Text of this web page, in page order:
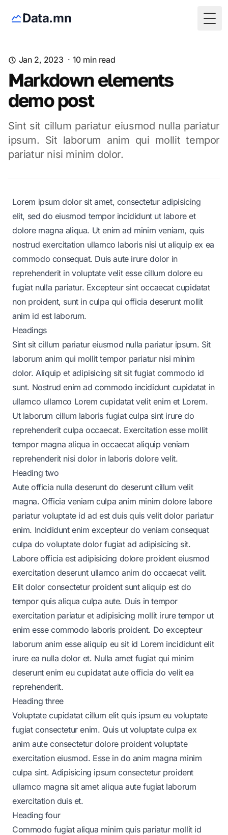
Data.mn
Jan 2, 2023 · 10min read
Markdown elements
demo post
Sint sit cillum pariatur eiusmod nulla pariatur
ipsum. Sit laborum anim qui mollit tempor
pariatur nisi minim dolor.
Lorem ipsum dolor sit amet, consectetur adipisicing
elit, sed do eiusmod tempor incididunt ut labore et
dolore magna aliqua. Ut enim ad minim veniam, quis
nostrud exercitation ullamco laboris nisi ut aliquip ex ea
commodo consequat. Duis aute irure dolor in
reprehenderit in voluptate velit esse cillum dolore eu
fugiat nulla pariatur. Excepteur sint occaecat cupidatat
non proident, sunt in culpa qui officia deserunt mollit
anim id est laborum.
Headings
Sint sit cillum pariatur eiusmod nulla pariatur ipsum. Sit
laborum anim qui mollit tempor pariatur nisi minim
dolor. Aliquip et adipisicing sit sit fugiat commodo id
sunt. Nostrud enim ad commodo incididunt cupidatat in
ullamco ullamco Lorem cupidatat velit enim et Lorem.
Ut laborum cillum laboris fugiat culpa sint irure do
reprehenderit culpa occaecat. Exercitation esse mollit
tempor magna aliqua in occaecat aliquip veniam
reprehenderit nisi dolor in laboris dolore velit.
Heading two
Aute officia nulla deserunt do deserunt cillum velit
magna. Officia veniam culpa anim minim dolore labore
pariatur voluptate id ad est duis quis velit dolor pariatur
enim. Incididunt enim excepteur do veniam consequat
culpa do voluptate dolor fugiat ad adipisicing sit.
Labore officia est adipisicing dolore proident eiusmod
exercitation deserunt ullamco anim do occaecat velit.
Elit dolor consectetur proident sunt aliquip est do
tempor quis aliqua culpa aute. Duis in tempor
exercitation pariatur et adipisicing mollit irure tempor ut
enim esse commodo laboris proident. Do excepteur
laborum anim esse aliquip eu sit id Lorem incididunt elit
irure ea nulla dolor et. Nulla amet fugiat qui minim
deserunt enim eu cupidatat aute officia do velit ea
reprehenderit.
Heading three
Voluptate cupidatat cillum elit quis ipsum eu voluptate
fugiat consectetur enim. Quis ut voluptate culpa ex
anim aute consectetur dolore proident voluptate
exercitation eiusmod. Esse in do anim magna minim
culpa sint. Adipisicing ipsum consectetur proident
ullamco magna sit amet aliqua aute fugiat laborum
exercitation duis et.
Heading four
Commodo fugiat aliqua minim quis pariatur mollit id